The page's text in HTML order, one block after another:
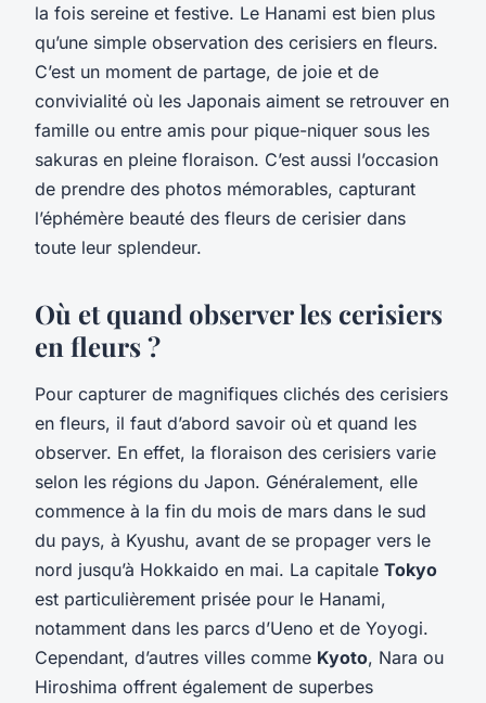
la fois sereine et festive. Le Hanami est bien plus
qu’une simple observation des cerisiers en fleurs.
C’est un moment de partage, de joie et de
convivialité où les Japonais aiment se retrouver en
famille ou entre amis pour pique-niquer sous les
sakuras en pleine floraison. C’est aussi l’occasion
de prendre des photos mémorables, capturant
l’éphémère beauté des fleurs de cerisier dans
toute leur splendeur.
Où et quand observer les cerisiers
en fleurs ?
Pour capturer de magnifiques clichés des cerisiers
en fleurs, il faut d’abord savoir où et quand les
observer. En effet, la floraison des cerisiers varie
selon les régions du Japon. Généralement, elle
commence à la fin du mois de mars dans le sud
du pays, à Kyushu, avant de se propager vers le
nord jusqu’à Hokkaido en mai. La capitale Tokyo
est particulièrement prisée pour le Hanami,
notamment dans les parcs d’Ueno et de Yoyogi.
Cependant, d’autres villes comme Kyoto, Nara ou
Hiroshima offrent également de superbes